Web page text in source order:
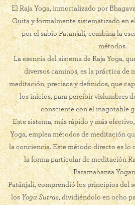
El Raja Yoga, inmortalizado por
Guita y formalmente sistematizado en
por el sabio Patanjali, combina la
métodos.
La esencia del sistema de Raja Yoga,
diversos caminos, es la práctica de
meditación, precisos y definidos, que
los inicios, para percibir vislumbres
consciente con el inagotable
Este sistema, más rápido y más
Yoga, emplea métodos de meditación
la conciencia. Este método directo es lo
la forma particular de meditación
Paramahansa
Patánjali, comprendió los principios del
losYoga Sutras, dividiéndolo en ocho